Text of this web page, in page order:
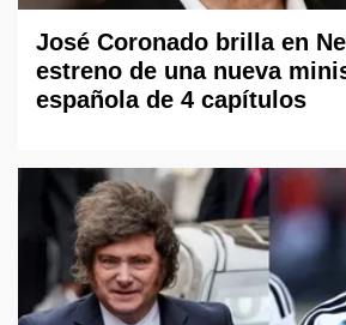
José Coronado brilla en
estreno de una nueva
española de 4 capítulos